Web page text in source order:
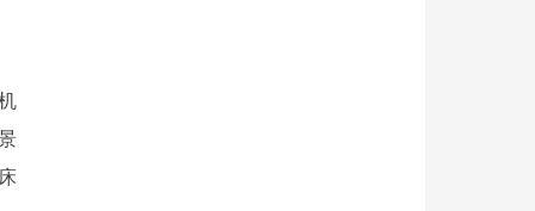
追踪的控制方法（见图4），风能利用效率较传统机型提高了